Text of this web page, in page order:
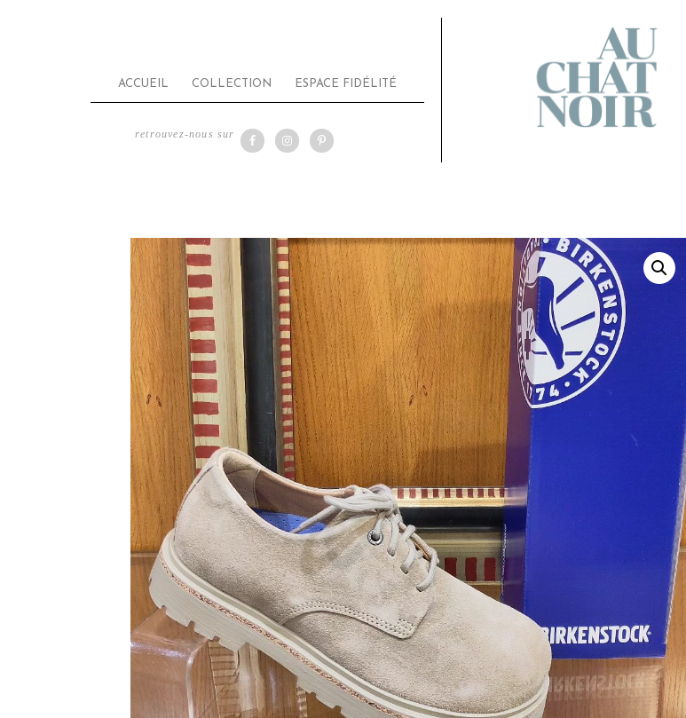
ACCUEIL COLLECTION ESPACE FIDÉLITÉ
retrouvez-nous sur